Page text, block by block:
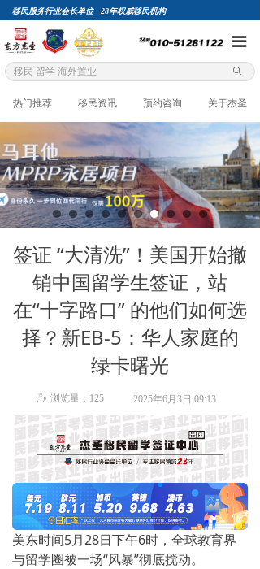
移民服务行业会长单位 28年权威移民机构
끀
ꄙ
热门推荐 移民资讯 预约咨询 关于杰圣
签证 “大清洗”！美国开始撤
销中国留学生签证，站
在“十字路口” 的他们如何选
择？新EB-5：华人家庭的
绿卡曙光
美东时间5月28日下午6时，全球教育界
与留学圈被一场“风暴”彻底搅动。
2025年6月3日 09:13
ꄘ 浏览量： 125